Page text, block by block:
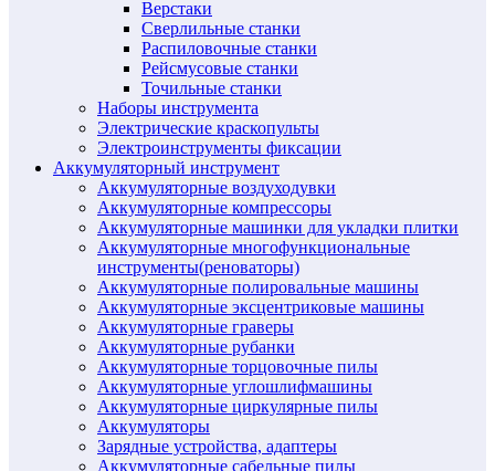
Верстаки
Сверлильные станки
Распиловочные станки
Рейсмусовые станки
Точильные станки
Наборы инструмента
Электрические краскопульты
Электроинструменты фиксации
Аккумуляторный инструмент
Аккумуляторные воздуходувки
Аккумуляторные компрессоры
Аккумуляторные машинки для укладки плитки
Аккумуляторные многофункциональные
инструменты(реноваторы)
Аккумуляторные полировальные машины
Аккумуляторные эксцентриковые машины
Аккумуляторные граверы
Аккумуляторные рубанки
Аккумуляторные торцовочные пилы
Аккумуляторные углошлифмашины
Аккумуляторные циркулярные пилы
Аккумуляторы
Зарядные устройства, адаптеры
Аккумуляторные сабельные пилы